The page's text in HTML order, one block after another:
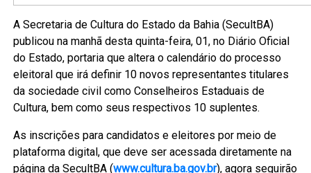
A Secretaria de Cultura do Estado da Bahia (SecultBA)
publicou na manhã desta quinta-feira, 01, no Diário Oficial
do Estado, portaria que altera o calendário do processo
eleitoral que irá definir 10 novos representantes titulares
da sociedade civil como Conselheiros Estaduais de
Cultura, bem como seus respectivos 10 suplentes.
As inscrições para candidatos e eleitores por meio de
plataforma digital, que deve ser acessada diretamente na
página da SecultBA (www.cultura.ba.gov.br), agora seguirão